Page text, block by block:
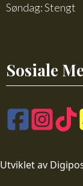
Søndag: Stengt
Sosiale
Utviklet av